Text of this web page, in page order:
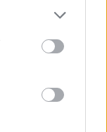
or more Google
may click to
party tags to
in below Google
ο μόνος
του